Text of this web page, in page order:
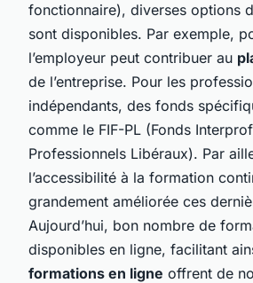
fonctionnaire), diverses options
sont disponibles. Par exemple,
l’employeur peut contribuer au
de l’entreprise. Pour les
indépendants, des fonds
comme le FIF-PL (Fonds
Professionnels Libéraux). Par
l’accessibilité à la formation
grandement améliorée ces
Aujourd’hui, bon nombre de
disponibles en ligne, facilitant
formations en ligne offrent de